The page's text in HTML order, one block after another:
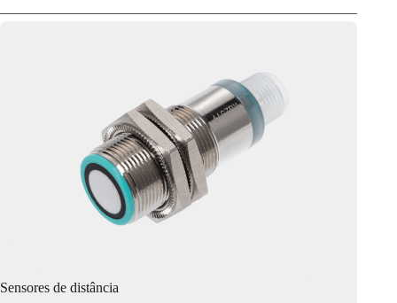
Sensores de distância